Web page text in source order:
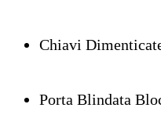
Chiavi
Porta Blindata